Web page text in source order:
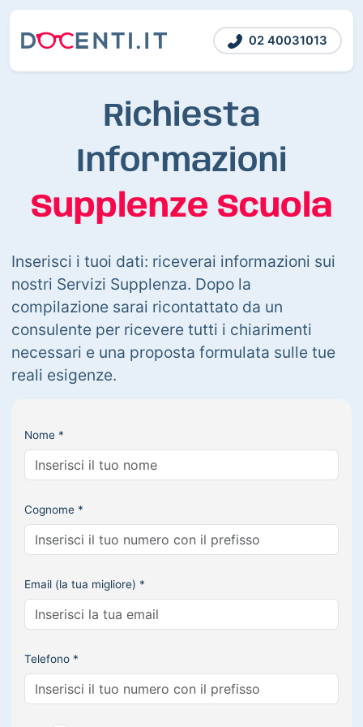
02 40031013
Richiesta
Informazioni
Supplenze Scuola
Inserisci i tuoi dati: riceverai informazioni sui
nostri Servizi Supplenza. Dopo la
compilazione sarai ricontattato da un
consulente per ricevere tutti i chiarimenti
necessari e una proposta formulata sulle tue
reali esigenze.
Nome *
Cognome *
Email (la tua migliore) *
Telefono *